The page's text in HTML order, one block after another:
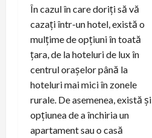
În cazul în care doriți să vă
cazați într-un hotel, există o
mulțime de opțiuni în toată
țara, de la hoteluri de lux în
centrul orașelor până la
hoteluri mai mici în zonele
rurale. De asemenea, există și
opțiunea de a închiria un
apartament sau o casă